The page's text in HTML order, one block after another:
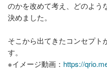
のかを改めて考え、どのよう
決めました。
そこから出てきたコンセプト
す。
※イメージ動画： https://